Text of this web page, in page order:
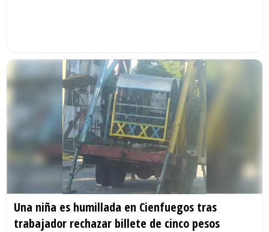
Una niña es humillada en Cienfuegos tras
trabajador rechazar billete de cinco pesos